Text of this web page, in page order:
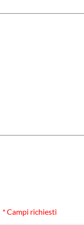
* Campi richiesti